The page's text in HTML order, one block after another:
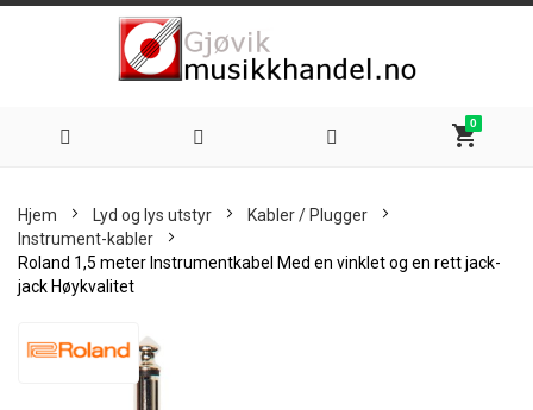
shopping_cart
0
innhold
Hjem Lyd og lys utstyr
Kabler / Plugger
Instrument-kabler
Roland 1,5 meter Instrumentkabel Med en vinklet og en rett jack-
jack Høykvalitet
to